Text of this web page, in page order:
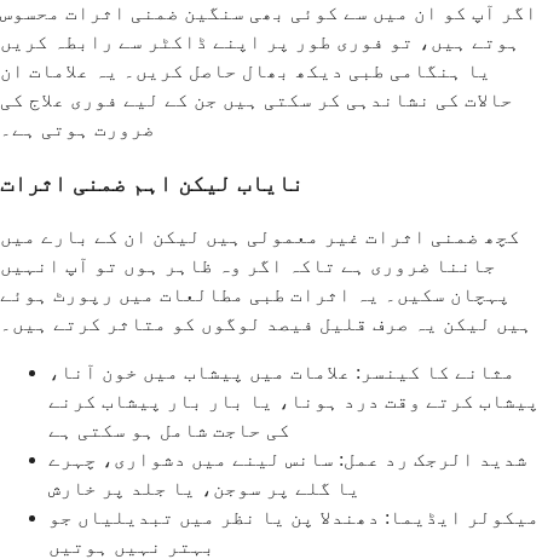
اگر آپ کو ان میں سے کوئی بھی سنگین ضمنی اثرات محسوس
ہوتے ہیں، تو فوری طور پر اپنے ڈاکٹر سے رابطہ کریں
یا ہنگامی طبی دیکھ بھال حاصل کریں۔ یہ علامات ان
حالات کی نشاندہی کر سکتی ہیں جن کے لیے فوری علاج کی
ضرورت ہوتی ہے۔
نایاب لیکن اہم ضمنی اثرات
کچھ ضمنی اثرات غیر معمولی ہیں لیکن ان کے بارے میں
جاننا ضروری ہے تاکہ اگر وہ ظاہر ہوں تو آپ انہیں
پہچان سکیں۔ یہ اثرات طبی مطالعات میں رپورٹ ہوئے
ہیں لیکن یہ صرف قلیل فیصد لوگوں کو متاثر کرتے ہیں۔
مثانے کا کینسر: علامات میں پیشاب میں خون آنا،
پیشاب کرتے وقت درد ہونا، یا بار بار پیشاب کرنے
کی حاجت شامل ہو سکتی ہے
شدید الرجک رد عمل: سانس لینے میں دشواری، چہرے
یا گلے پر سوجن، یا جلد پر خارش
میکولر ایڈیما: دھندلا پن یا نظر میں تبدیلیاں جو
بہتر نہیں ہوتیں